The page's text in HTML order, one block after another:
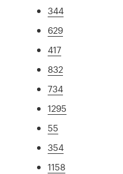
344
629
417
832
734
1295
55
354
1158